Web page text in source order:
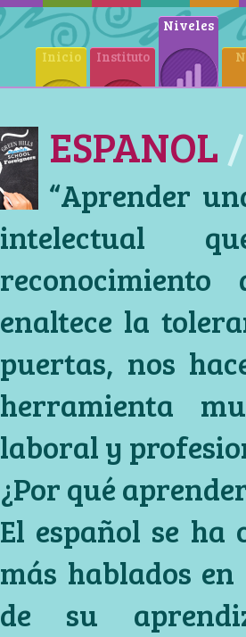
Inicio Instituto
Niveles
ESPANOL
“Aprender
intelectual
enaltece la
puertas, nos
herramienta
laboral y
¿Por qué
El español se
más hablados
de su